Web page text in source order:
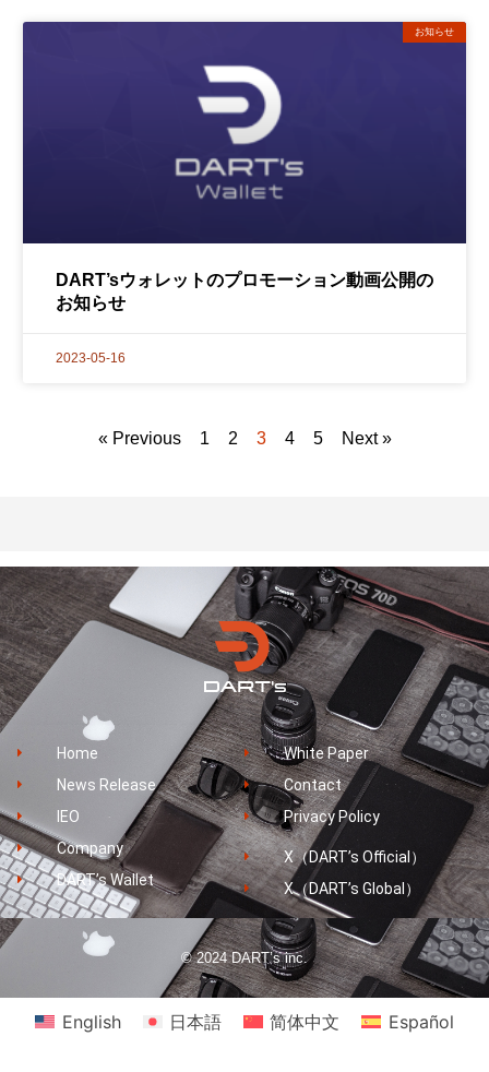
お知らせ
DART’sウォレットのプロモーション動画公開の
お知らせ
2023-05-16
« Previous 1 2 3 4 5 Next »
Home
News Release
IEO
Company
DART’s Wallet
White Paper
Contact
Privacy Policy
X（DART’s Official）
X（DART’s Global）
© 2024 DART’s inc.
English 日本語 简体中文 Español